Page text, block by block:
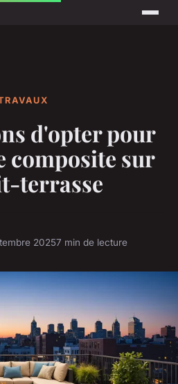
d'opter pour
composite sur
terrasse
20257 min de lecture